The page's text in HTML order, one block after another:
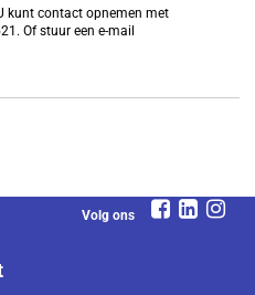
kunt contact opnemen met
Of stuur een e-mail
Volg ons